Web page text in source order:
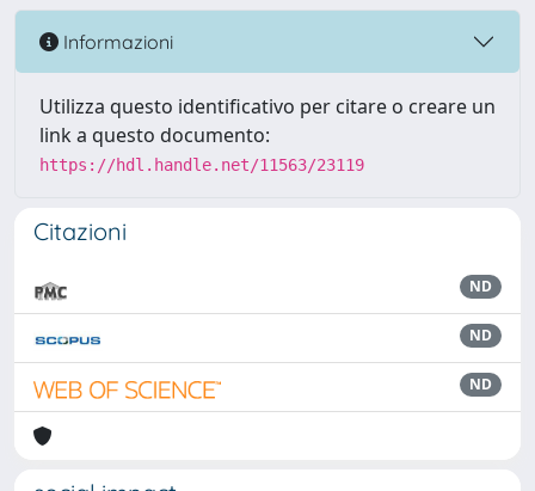
Informazioni
Utilizza questo identificativo per citare o creare un
link a questo documento:
https://hdl.handle.net/11563/23119
Citazioni
ND
ND
ND